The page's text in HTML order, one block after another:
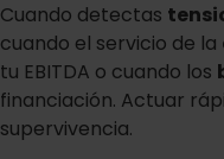
Cuando detectas
cuando el servicio de la
tu EBITDA o cuando los
financiación. Actuar
supervivencia.